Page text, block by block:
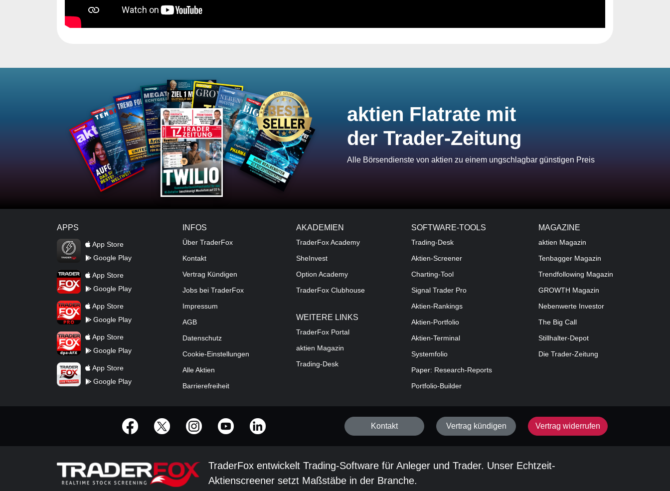
aktien Flatrate mit
der Trader-Zeitung
Alle Börsendienste von aktien zu einem ungschlagbar günstigen Preis
APPS
TraderFox Flash
App Store
Google Play
TraderFox AppApp Store
Google Play
TraderFox ProApp Store
Google Play
TraderFox dpa-AFX ProFeed
App Store
Google Play
TraderFox Live Trading
App Store
Google Play
INFOS
Über TraderFox
Kontakt
Vertrag Kündigen
Jobs bei TraderFox
Impressum
AGB
Datenschutz
Cookie-Einstellungen
Alle Aktien
Barrierefreiheit
AKADEMIEN
TraderFox Academy
SheInvest
Option Academy
TraderFox Clubhouse
WEITERE LINKS
TraderFox Portal
aktien Magazin
Trading-Desk
SOFTWARE-TOOLS
Trading-Desk
Aktien-Screener
Charting-Tool
Signal Trader Pro
Aktien-Rankings
Aktien-Portfolio
Aktien-Terminal
Systemfolio
Paper: Research-Reports
Portfolio-Builder
MAGAZINE
aktien Magazin
Tenbagger Magazin
Trendfollowing Magazin
GROWTH Magazin
Nebenwerte Investor
The Big Call
Stillhalter-Depot
Die Trader-Zeitung
offizielle Social Media-Accounts
Kontakt Vertrag kündigen Vertrag widerrufen
TraderFox entwickelt Trading-Software für Anleger und Trader. Unser Echtzeit-
Aktienscreener setzt Maßstäbe in der Branche.